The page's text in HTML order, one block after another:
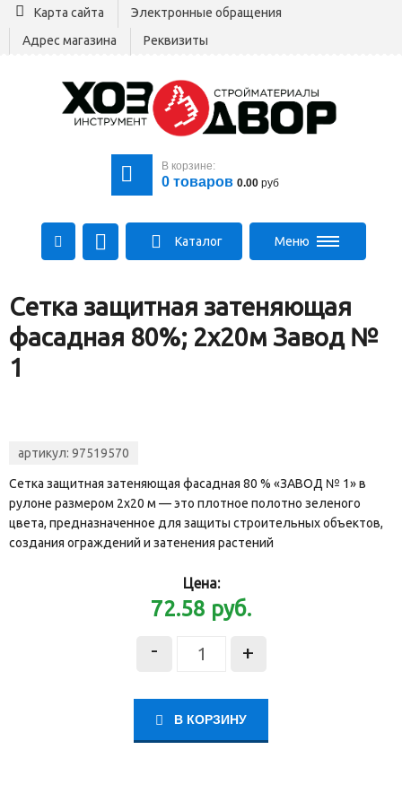
Карта сайта
Электронные обращения
Адрес магазина
Реквизиты
В корзине:
0 товаров 0.00 руб
+375 29 564-00-00
Все для стройки
Log@hozdvor.by
Каталог Меню
Сетка защитная затеняющая
фасадная 80%; 2х20м Завод №
1
артикул: 97519570
Сетка защитная затеняющая фасадная 80 % «ЗАВОД № 1» в
рулоне размером 2х20 м — это плотное полотно зеленого
цвета, предназначенное для защиты строительных объектов,
создания ограждений и затенения растений
Цена:
72.58 руб.
- +
В КОРЗИНУ